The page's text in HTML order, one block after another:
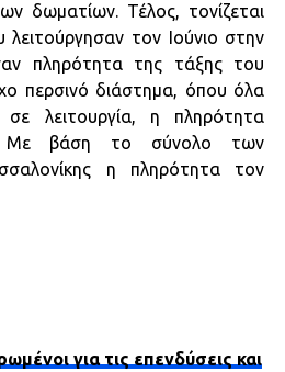
δωματίων. Τέλος, τονίζεται
λειτούργησαν τον Ιούνιο στην
πληρότητα της τάξης του
περσινό διάστημα, όπου όλα
λειτουργία, η πληρότητα
Με βάση το σύνολο των
η πληρότητα τον
για τις επενδύσεις και